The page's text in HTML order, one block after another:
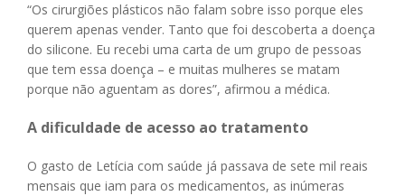
“Os cirurgiões plásticos não falam sobre isso porque eles
querem apenas vender. Tanto que foi descoberta a doença
do silicone. Eu recebi uma carta de um grupo de pessoas
que tem essa doença – e muitas mulheres se matam
porque não aguentam as dores”, afirmou a médica.
A dificuldade de acesso ao tratamento
O gasto de Letícia com saúde já passava de sete mil reais
mensais que iam para os medicamentos, as inúmeras